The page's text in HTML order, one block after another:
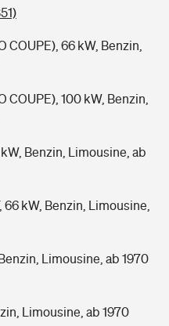
COUPE), 66 kW, Benzin,
100 kW, Benzin,
Benzin, Limousine, ab
66 kW, Benzin, Limousine,
Limousine, ab 1970
Limousine, ab 1970